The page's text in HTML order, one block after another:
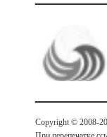
Copyright © 2008-